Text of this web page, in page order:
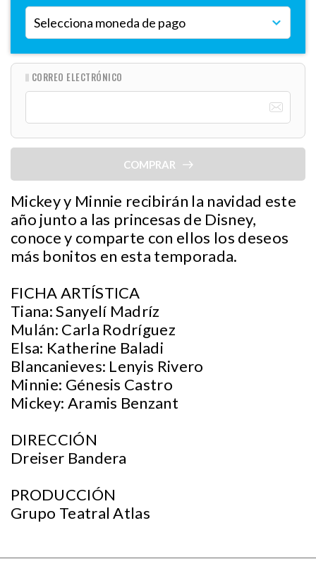
CORREO ELECTRÓNICO
COMPRAR
Mickey y Minnie recibirán la navidad este
año junto a las princesas de Disney,
conoce y comparte con ellos los deseos
más bonitos en esta temporada.
FICHA ARTÍSTICA
Tiana: Sanyelí Madríz
Mulán: Carla Rodríguez
Elsa: Katherine Baladi
Blancanieves: Lenyis Rivero
Minnie: Génesis Castro
Mickey: Aramis Benzant
DIRECCIÓN
Dreiser Bandera
PRODUCCIÓN
Grupo Teatral Atlas